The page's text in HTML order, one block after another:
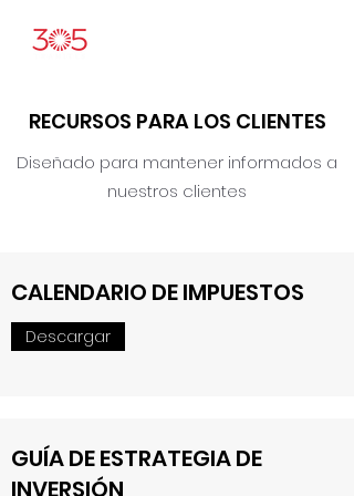
RECURSOS PARA LOS CLIENTES
Diseñado para mantener informados a
nuestros clientes
CALENDARIO DE IMPUESTOS
Descargar
GUÍA DE ESTRATEGIA DE
INVERSIÓN